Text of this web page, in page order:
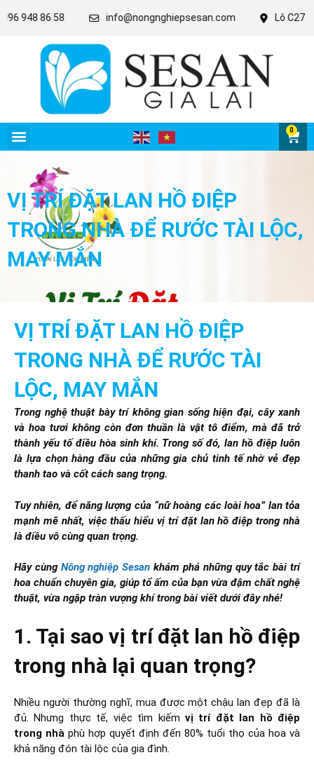
86 58 info@nongnghiepsesan.com Lô C27 - 28 -
0
VỊ TRÍ ĐẶT LAN HỒ ĐIỆP
TRONG NHÀ ĐỂ RƯỚC TÀI LỘC,
MAY MẮN
VỊ TRÍ ĐẶT LAN HỒ ĐIỆP
TRONG NHÀ ĐỂ RƯỚC TÀI
LỘC, MAY MẮN
Trong nghệ thuật bày trí không gian sống hiện đại, cây xanh
và hoa tươi không còn đơn thuần là vật tô điểm, mà đã trở
thành yếu tố điều hòa sinh khí. Trong số đó, lan hồ điệp luôn
là lựa chọn hàng đầu của những gia chủ tinh tế nhờ vẻ đẹp
thanh tao và cốt cách sang trọng.
Tuy nhiên, để năng lượng của “nữ hoàng các loài hoa” lan tỏa
mạnh mẽ nhất, việc thấu hiểu vị trí đặt lan hồ điệp trong nhà
là điều vô cùng quan trọng.
Hãy cùng Nông nghiệp Sesan khám phá những quy tắc bài trí
hoa chuẩn chuyên gia, giúp tổ ấm của bạn vừa đậm chất nghệ
thuật, vừa ngập tràn vượng khí trong bài viết dưới đây nhé!
1. Tại sao vị trí đặt lan hồ điệp
trong nhà lại quan trọng?
Nhiều người thường nghĩ, mua được một chậu lan đẹp đã là
đủ. Nhưng thực tế, việc tìm kiếm vị trí đặt lan hồ điệp
trong nhà phù hợp quyết định đến 80% tuổi thọ của hoa và
khả năng đón tài lộc của gia đình.